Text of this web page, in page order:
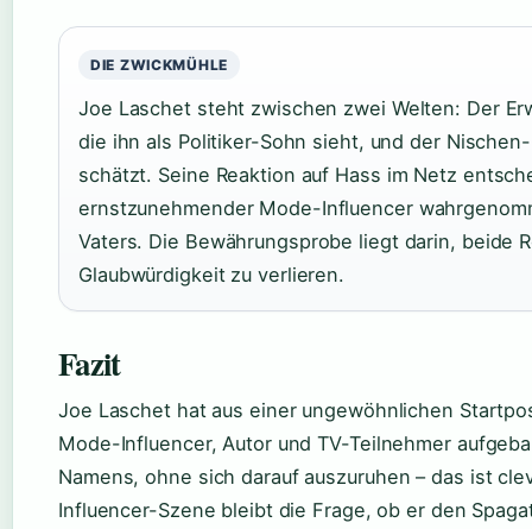
DIE ZWICKMÜHLE
Joe Laschet steht zwischen zwei Welten: Der
die ihn als Politiker-Sohn sieht, und der
schätzt. Seine Reaktion auf Hass im Netz
ernstzunehmender Mode-Influencer
Vaters. Die Bewährungsprobe liegt darin, beide
Glaubwürdigkeit zu verlieren.
Fazit
Joe Laschet hat aus einer ungewöhnlichen
Mode-Influencer, Autor und TV-Teilnehmer
Namens, ohne sich darauf auszuruhen – das ist
Influencer-Szene bleibt die Frage, ob er den